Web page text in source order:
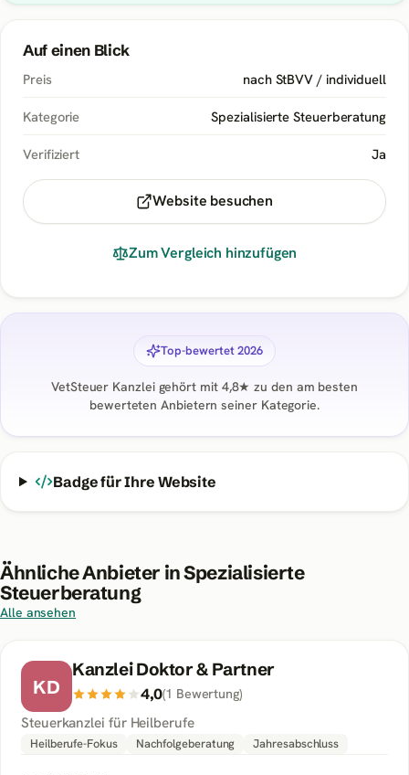
Auf einen Blick
Preis nach StBVV / individuell
Kategorie Spezialisierte Steuerberatung
Verifiziert Ja
Website besuchen
Zum Vergleich hinzufügen
Top-bewertet 2026
VetSteuer Kanzleigehört mit 4,8★ zu den am besten
bewerteten Anbietern seiner Kategorie.
Badge für Ihre Website
Ähnliche Anbieter inSpezialisierte
Steuerberatung
Alle ansehen
KD
Kanzlei Doktor & Partner
4,0(1 Bewertung)
Steuerkanzlei für Heilberufe
Heilberufe-Fokus Nachfolgeberatung Jahresabschluss